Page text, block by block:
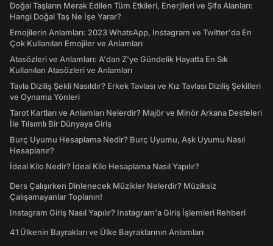
Doğal Taşların Merak Edilen Tüm Etkileri, Enerjileri ve Şifa Alanları:
Hangi Doğal Taş Ne İşe Yarar?
Emojilerin Anlamları: 2023 WhatsApp, Instagram ve Twitter'da En
Çok Kullanılan Emojiler ve Anlamları
Atasözleri ve Anlamları: A'dan Z'ye Gündelik Hayatta En Sık
Kullanılan Atasözleri ve Anlamları
Tavla Diziliş Şekli Nasıldır? Erkek Tavlası ve Kız Tavlası Diziliş Şekilleri
ve Oynama Yönleri
Tarot Kartları ve Anlamları Nelerdir? Majör ve Minör Arkana Desteleri
İle Tılsımlı Bir Dünyaya Giriş
Burç Uyumu Hesaplama Nedir? Burç Uyumu, Aşk Uyumu Nasıl
Hesaplanır?
İdeal Kilo Nedir? İdeal Kilo Hesaplama Nasıl Yapılır?
Ders Çalışırken Dinlenecek Müzikler Nelerdir? Müziksiz
Çalışamayanlar Toplanın!
Instagram Giriş Nasıl Yapılır? Instagram'a Giriş İşlemleri Rehberi
41 Ülkenin Bayrakları ve Ülke Bayraklarının Anlamları